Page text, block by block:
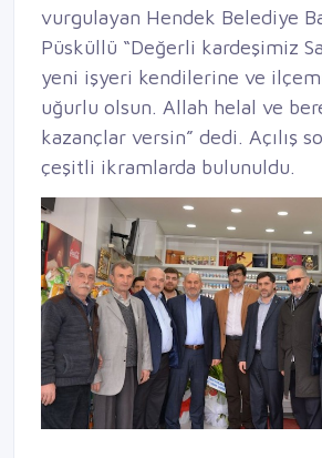
vurgulayan Hendek Belediye
Püsküllü “Değerli kardeşimiz
yeni işyeri kendilerine ve
uğurlu olsun. Allah helal ve
kazançlar versin” dedi. Açılış
çeşitli ikramlarda bulunuldu.